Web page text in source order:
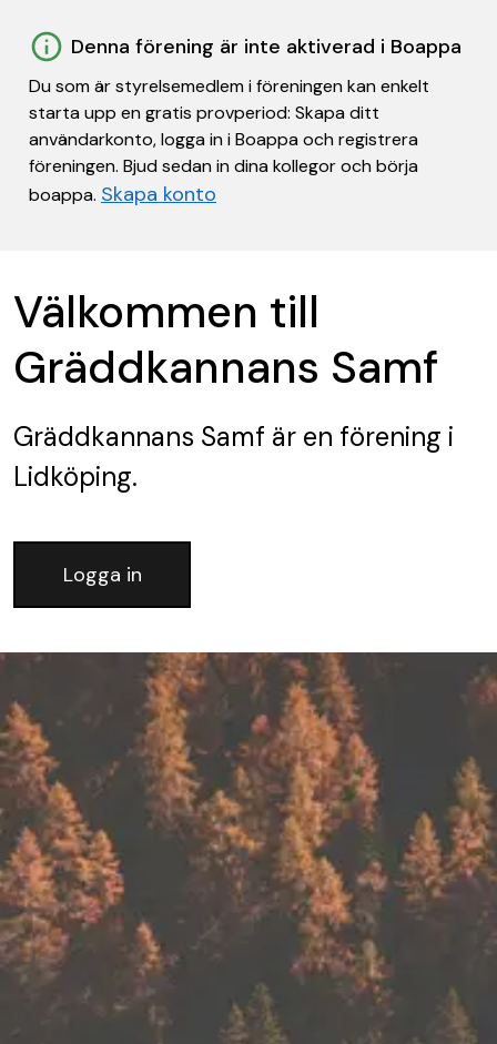
Denna förening är inte aktiverad i Boappa
Du som är styrelsemedlem i föreningen kan enkelt
starta upp en gratis provperiod: Skapa ditt
användarkonto, logga in i Boappa och registrera
föreningen. Bjud sedan in dina kollegor och börja
boappa. Skapa konto
Välkommen till
Gräddkannans Samf
Gräddkannans Samf är en förening i
Lidköping.
Logga in